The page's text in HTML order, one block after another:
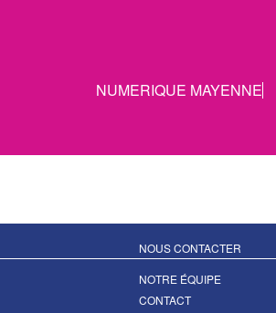
NUMERIQUE MAYENNE
NOUS CONTACTER
NOTRE ÉQUIPE
CONTACT